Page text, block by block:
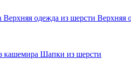
Верхняя одежда из шерсти Верхняя
кашемира Шапки из шерсти